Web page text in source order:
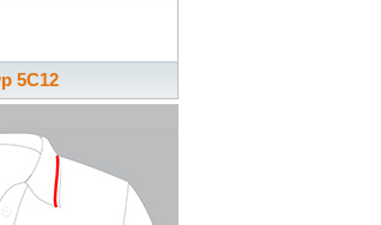
5C12